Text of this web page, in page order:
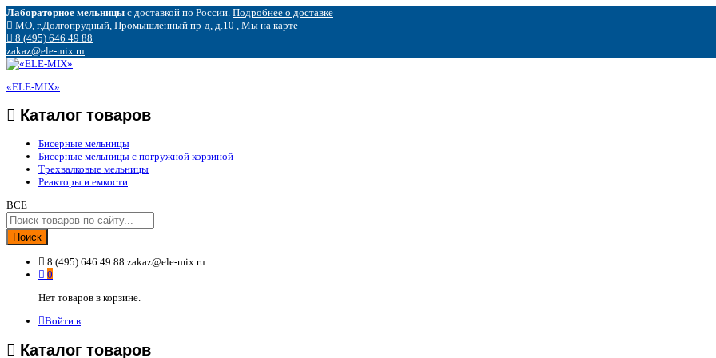
Лабораторное мельницы с доставкой по России. Подробнее о доставке
МО, г.Долгопрудный, Промышленный пр-д, д.10 , Мы на карте
8 (495) 646 49 88
zakaz@ele-mix.ru
«ELE-MIX»
Каталог товаров
Бисерные мельницы
Бисерные мельницы с погружной корзиной
Трехвалковые мельницы
Реакторы и емкости
ВСЕ
Поиск
8 (495) 646 49 88 zakaz@ele-mix.ru
0
Нет товаров в корзине.
Войти в
Каталог товаров